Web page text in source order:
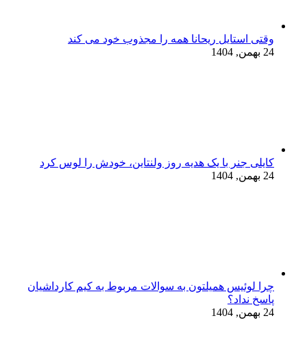
وقتی استایل ریحانا همه را مجذوب خود می‌ کند
24 بهمن, 1404
کایلی جنر با یک هدیه روز ولنتاین، خودش را لوس کرد
24 بهمن, 1404
چرا لوئیس همیلتون به سوالات مربوط به کیم کارداشیان
پاسخ نداد؟
24 بهمن, 1404